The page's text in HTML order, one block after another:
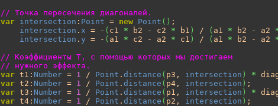
// Точка пересечения диагоналей.
var intersection : Point = new Point ( ) ;
intersection . x = - ( c1 * b2 - c2 * b1 ) / ( a1 * b2 - a2
intersection . y = - ( a1 * c2 - a2 * c1 ) / ( a1 * b2 - a2
// Коэффициенты T, с помощью которых мы достигаем
// нужного эффекта.
var t1: Number = 1 / Point . distance ( p3, intersection ) *
var t2: Number = 1 / Point . distance ( p4, intersection ) ;
var t3: Number = 1 / Point . distance ( p1, intersection ) *
var t4: Number = 1 / Point . distance ( p2, intersection ) ;